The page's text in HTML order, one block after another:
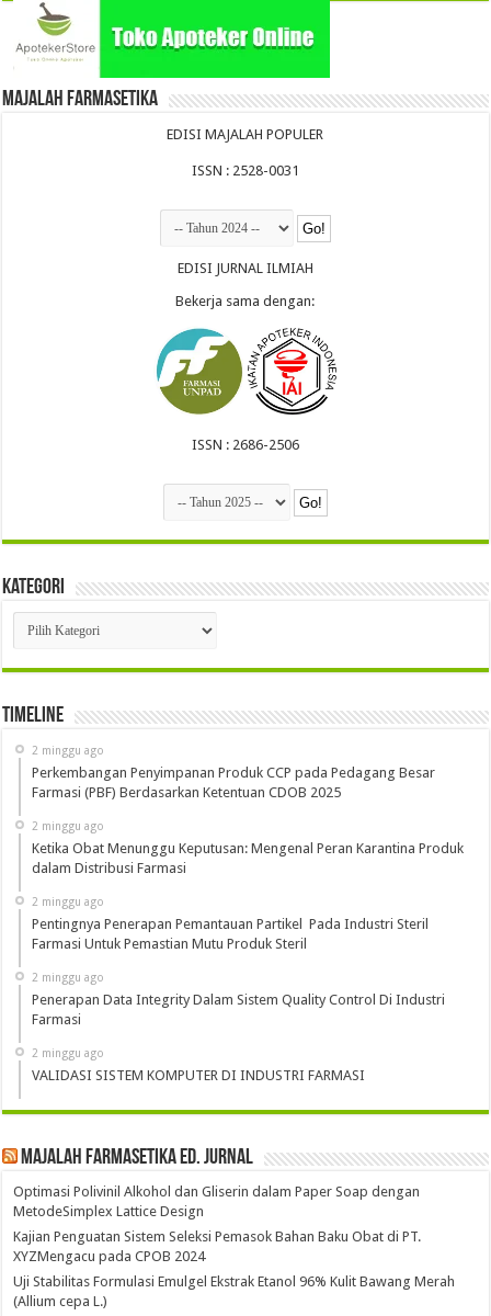
Majalah Farmasetika
EDISI MAJALAH POPULER
ISSN : 2528-0031
EDISI JURNAL ILMIAH
Bekerja sama dengan:
ISSN : 2686-2506
Kategori
Kategori
Timeline
2 minggu ago
Perkembangan Penyimpanan Produk CCP pada Pedagang Besar
Farmasi (PBF) Berdasarkan Ketentuan CDOB 2025
2 minggu ago
Ketika Obat Menunggu Keputusan: Mengenal Peran Karantina Produk
dalam Distribusi Farmasi
2 minggu ago
Pentingnya Penerapan Pemantauan Partikel Pada Industri Steril
Farmasi Untuk Pemastian Mutu Produk Steril
2 minggu ago
Penerapan Data Integrity Dalam Sistem Quality Control Di Industri
Farmasi
2 minggu ago
VALIDASI SISTEM KOMPUTER DI INDUSTRI FARMASI
Majalah Farmasetika Ed. Jurnal
Optimasi Polivinil Alkohol dan Gliserin dalam Paper Soap dengan
MetodeSimplex Lattice Design
Kajian Penguatan Sistem Seleksi Pemasok Bahan Baku Obat di PT.
XYZMengacu pada CPOB 2024
Uji Stabilitas Formulasi Emulgel Ekstrak Etanol 96% Kulit Bawang Merah
(Allium cepa L.)